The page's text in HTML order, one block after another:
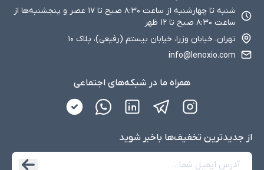
شنبه تا چهارشنبه از ساعت ۸:۳۰ صبح تا ۱۷ عصر و پنجشنبه‌ها از
ساعت ۸:۳۰ صبح تا ۱۲ ظهر
تهران، خیابان وزرا، خیابان بیستم (رفیعی)، پلاک ۱۰
info@lenoxio.com
همراه ما در شبکه‌های اجتماعی
از جدید‌ترین تخفیف‌ها با‌خبر شوید